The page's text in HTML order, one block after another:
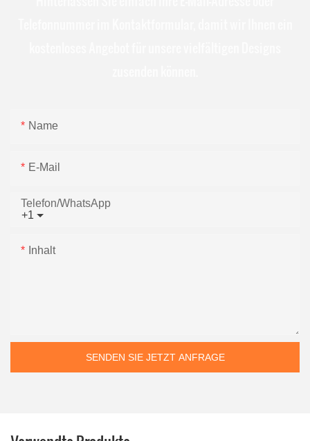
Name
E-Mail
+1
Telefon/WhatsApp
Inhalt
SENDEN SIE JETZT ANFRAGE